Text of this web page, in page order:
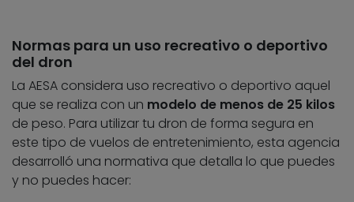
Normas para un uso recreativo o deportivo
del dron
La AESA considera uso recreativo o deportivo aquel
que se realiza con un modelo de menos de 25 kilos
de peso. Para utilizar tu dron de forma segura en
este tipo de vuelos de entretenimiento, esta agencia
desarrolló una normativa que detalla lo que puedes
y no puedes hacer: